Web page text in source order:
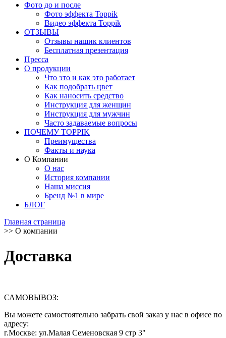
Фото до и после
Фото эффекта Toppik
Видео эффекта Toppik
ОТЗЫВЫ
Отзывы нашик клиентов
Бесплатная презентация
Пресса
О продукции
Что это и как это работает
Как подобрать цвет
Как наносить средство
Инструкция для женщин
Инструкция для мужчин
Часто задаваемые вопросы
ПОЧЕМУ TOPPIK
Преимущества
Факты и наука
О Компании
О нас
История компании
Наша миссия
Бренд №1 в мире
БЛОГ
Главная страница
>> О компании
Доставка
САМОВЫВОЗ:
Вы можете самостоятельно забрать свой заказ у нас в офисе по
адресу:
г.Москве: ул.Малая Семеновская 9 стр 3"